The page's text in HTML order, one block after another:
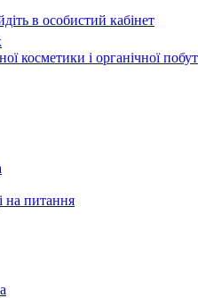
в особистий кабінет
на питання